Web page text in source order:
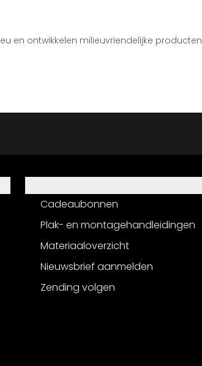
en ontwikkelen milieuvriendelijke producten
Cadeaubonnen
Plak- en montagehandleidingen
Materiaaloverzicht
Nieuwsbrief aanmelden
Zending volgen